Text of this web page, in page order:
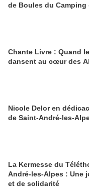
de Boules du Camping
Chante Livre : Quand
dansent au cœur des
Nicole Delor en
de Saint-André-les-
La Kermesse du
André-les-Alpes : Une
et de solidarité